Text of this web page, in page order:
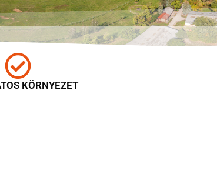
KÖRNYEZET